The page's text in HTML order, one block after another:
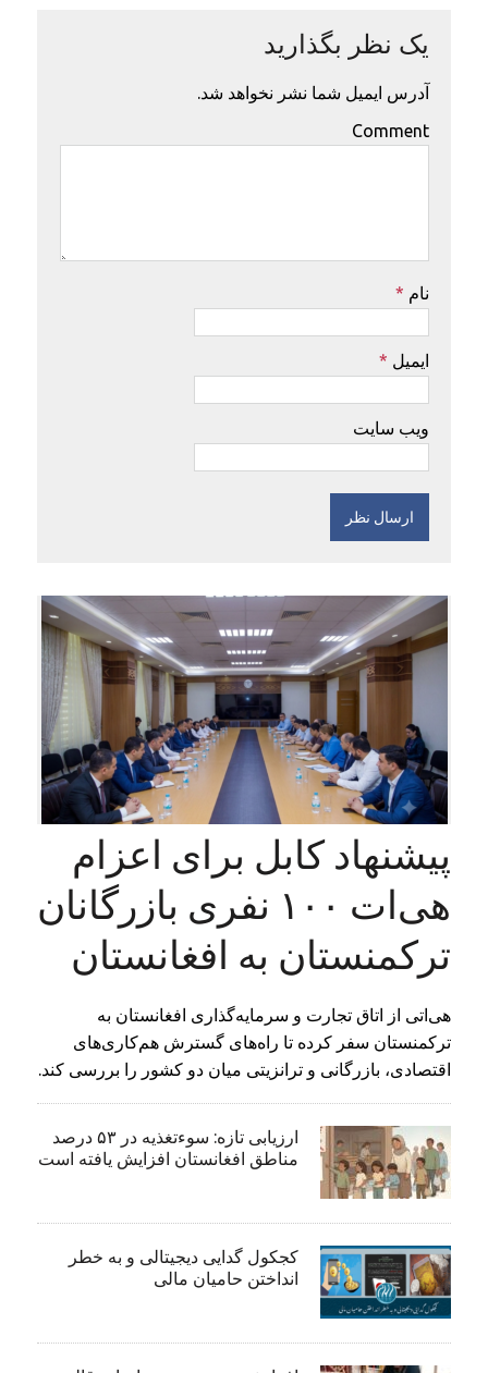
یک نظر بگذارید
آدرس ایمیل شما نشر نخواهد شد.
Comment
نام *
ایمیل *
ویب سایت
پیشنهاد کابل برای اعزام
هی‌ات ۱۰۰ نفری بازرگانان
ترکمنستان به افغانستان
هی‌اتی از اتاق تجارت و سرمایه‌گذاری افغانستان به
ترکمنستان سفر کرده تا راه‌های گسترش هم‌کاری‌های
اقتصادی، بازرگانی و ترانزیتی میان دو کشور را بررسی کند.
ارزیابی تازه: سوءتغذیه در ۵۳ درصد
مناطق افغانستان افزایش یافته است
کجکول گدایی دیجیتالی و به خطر
انداختن حامیان مالی